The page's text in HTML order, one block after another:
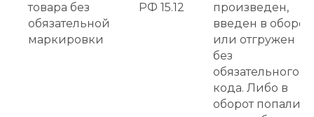
товара без
обязательной
маркировки
РФ 15.12
произведен,
введен в оборот
или отгружен
без
обязательного
кода. Либо в
оборот попали